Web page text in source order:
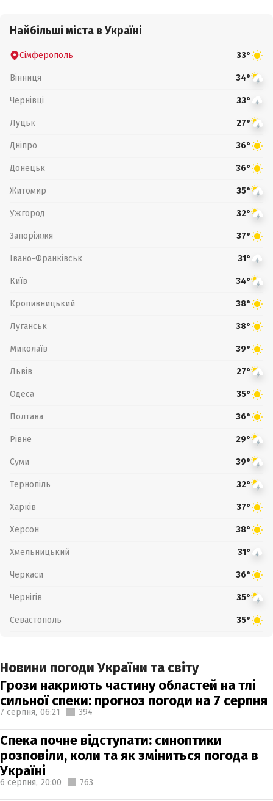
Найбільші міста в Україні
Сімферополь 33°
Вінниця 34°
Чернівці 33°
Луцьк 27°
Дніпро 36°
Донецьк 36°
Житомир 35°
Ужгород 32°
Запоріжжя 37°
Івано-Франківськ 31°
Київ 34°
Кропивницький 38°
Луганськ 38°
Миколаїв 39°
Львів 27°
Одеса 35°
Полтава 36°
Рівне 29°
Суми 39°
Тернопіль 32°
Харків 37°
Херсон 38°
Хмельницький 31°
Черкаси 36°
Чернігів 35°
Севастополь 35°
Новини погоди України та світу
Грози накриють частину областей на тлі
сильної спеки: прогноз погоди на 7 серпня
7 серпня, 06:21 394
Спека почне відступати: синоптики
розповіли, коли та як зміниться погода в
Україні
6 серпня, 20:00 763